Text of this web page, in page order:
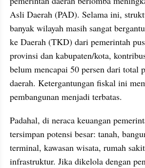
Asli Daerah (PAD). Selama ini,
banyak wilayah masih sangat
ke Daerah (TKD) dari pemerintah
provinsi dan kabupaten/kota,
belum mencapai 50 persen dari total
daerah. Ketergantungan fiskal ini
pembangunan menjadi terbatas.
Padahal, di neraca keuangan
tersimpan potensi besar: tanah,
terminal, kawasan wisata, rumah
infrastruktur. Jika dikelola dengan